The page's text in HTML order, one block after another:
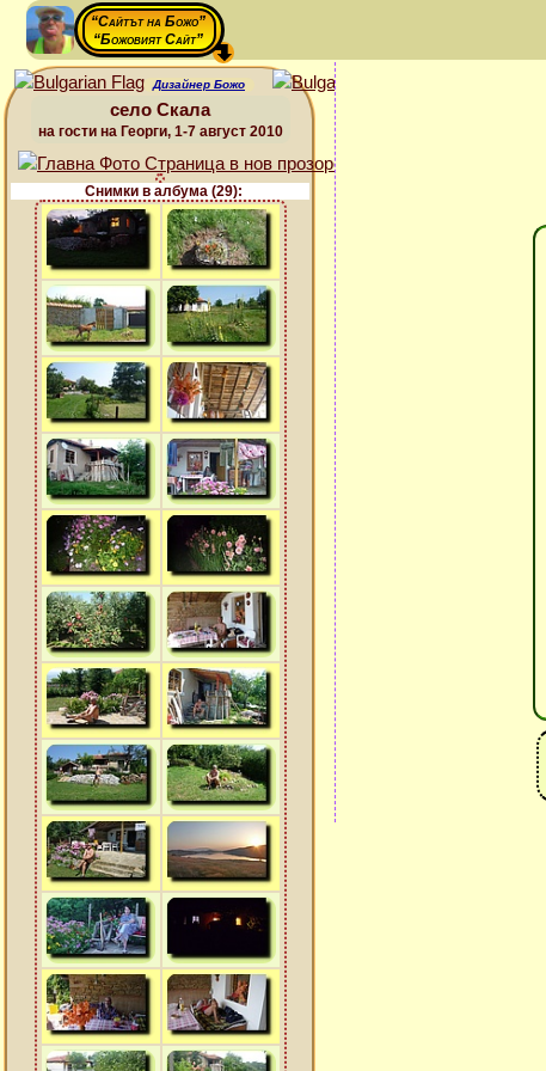
“Сайтът на Божо”
“Божовият Сайт”
Дизайнер Божо
село Скала
на гости на Георги, 1-7 август 2010
Снимки в албума (29):